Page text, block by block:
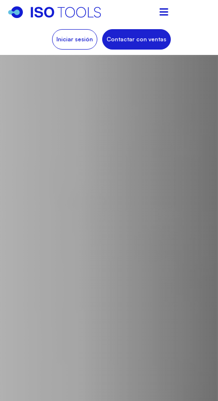
Iniciar sesión Contactar con ventas